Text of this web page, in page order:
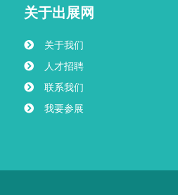
关于出展网
关于我们
人才招聘
联系我们
我要参展